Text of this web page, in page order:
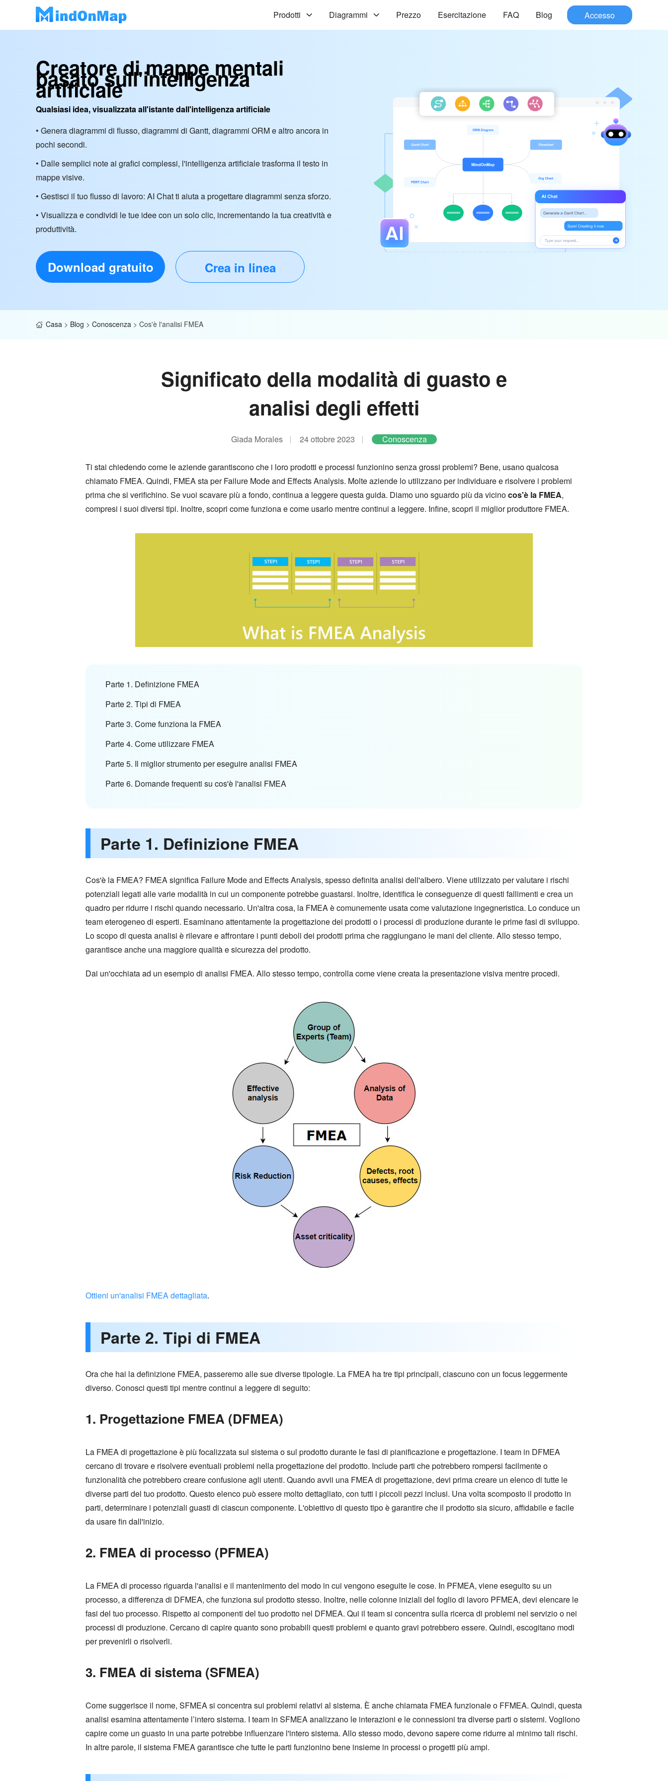
Prodotti Diagrammi Prezzo Esercitazione FAQ Blog Accesso
Creatore di mappe mentali
basato sull'intelligenza
artificiale
Qualsiasi idea, visualizzata all'istante dall'intelligenza artificiale
• Genera diagrammi di flusso, diagrammi di Gantt, diagrammi ORM e altro ancora in
pochi secondi.
• Dalle semplici note ai grafici complessi, l'intelligenza artificiale trasforma il testo in
mappe visive.
• Gestisci il tuo flusso di lavoro: AI Chat ti aiuta a progettare diagrammi senza sforzo.
• Visualizza e condividi le tue idee con un solo clic, incrementando la tua creatività e
produttività.
Download gratuito Crea in linea
Casa > Blog > Conoscenza > Cos'è l'analisi FMEA
Significato della modalità di guasto e
analisi degli effetti
Giada Morales 24 ottobre 2023 Conoscenza
Ti stai chiedendo come le aziende garantiscono che i loro prodotti e processi funzionino senza grossi problemi? Bene, usano qualcosa
chiamato FMEA. Quindi, FMEA sta per Failure Mode and Effects Analysis. Molte aziende lo utilizzano per individuare e risolvere i problemi
prima che si verifichino. Se vuoi scavare più a fondo, continua a leggere questa guida. Diamo uno sguardo più da vicinocos'è la FMEA,
compresi i suoi diversi tipi. Inoltre, scopri come funziona e come usarlo mentre continui a leggere. Infine, scopri il miglior produttore FMEA.
Parte 1. Definizione FMEA
Parte 2. Tipi di FMEA
Parte 3. Come funziona la FMEA
Parte 4. Come utilizzare FMEA
Parte 5. Il miglior strumento per eseguire analisi FMEA
Parte 6. Domande frequenti su cos'è l'analisi FMEA
Parte 1. Definizione FMEA
Cos'è la FMEA? FMEA significa Failure Mode and Effects Analysis, spesso definita analisi dell'albero. Viene utilizzato per valutare i rischi
potenziali legati alle varie modalità in cui un componente potrebbe guastarsi. Inoltre, identifica le conseguenze di questi fallimenti e crea un
quadro per ridurre i rischi quando necessario. Un'altra cosa, la FMEA è comunemente usata come valutazione ingegneristica. Lo conduce un
team eterogeneo di esperti. Esaminano attentamente la progettazione dei prodotti o i processi di produzione durante le prime fasi di sviluppo.
Lo scopo di questa analisi è rilevare e affrontare i punti deboli dei prodotti prima che raggiungano le mani del cliente. Allo stesso tempo,
garantisce anche una maggiore qualità e sicurezza del prodotto.
Dai un'occhiata ad un esempio di analisi FMEA. Allo stesso tempo, controlla come viene creata la presentazione visiva mentre procedi.
Ottieni un'analisi FMEA dettagliata.
Parte 2. Tipi di FMEA
Ora che hai la definizione FMEA, passeremo alle sue diverse tipologie. La FMEA ha tre tipi principali, ciascuno con un focus leggermente
diverso. Conosci questi tipi mentre continui a leggere di seguito:
1. Progettazione FMEA (DFMEA)
La FMEA di progettazione è più focalizzata sul sistema o sul prodotto durante le fasi di pianificazione e progettazione. I team in DFMEA
cercano di trovare e risolvere eventuali problemi nella progettazione del prodotto. Include parti che potrebbero rompersi facilmente o
funzionalità che potrebbero creare confusione agli utenti. Quando avvii una FMEA di progettazione, devi prima creare un elenco di tutte le
diverse parti del tuo prodotto. Questo elenco può essere molto dettagliato, con tutti i piccoli pezzi inclusi. Una volta scomposto il prodotto in
parti, determinare i potenziali guasti di ciascun componente. L'obiettivo di questo tipo è garantire che il prodotto sia sicuro, affidabile e facile
da usare fin dall'inizio.
2. FMEA di processo (PFMEA)
La FMEA di processo riguarda l'analisi e il mantenimento del modo in cui vengono eseguite le cose. In PFMEA, viene eseguito su un
processo, a differenza di DFMEA, che funziona sul prodotto stesso. Inoltre, nelle colonne iniziali del foglio di lavoro PFMEA, devi elencare le
fasi del tuo processo. Rispetto ai componenti del tuo prodotto nel DFMEA. Qui il team si concentra sulla ricerca di problemi nel servizio o nei
processi di produzione. Cercano di capire quanto sono probabili questi problemi e quanto gravi potrebbero essere. Quindi, escogitano modi
per prevenirli o risolverli.
3. FMEA di sistema (SFMEA)
Come suggerisce il nome, SFMEA si concentra sui problemi relativi al sistema. È anche chiamata FMEA funzionale o FFMEA. Quindi, questa
analisi esamina attentamente l’intero sistema. I team in SFMEA analizzano le interazioni e le connessioni tra diverse parti o sistemi. Vogliono
capire come un guasto in una parte potrebbe influenzare l'intero sistema. Allo stesso modo, devono sapere come ridurre al minimo tali rischi.
In altre parole, il sistema FMEA garantisce che tutte le parti funzionino bene insieme in processi o progetti più ampi.